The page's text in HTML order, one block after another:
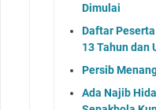
Dimulai
Daftar
13 Tahun dan
Persib
Ada Najib